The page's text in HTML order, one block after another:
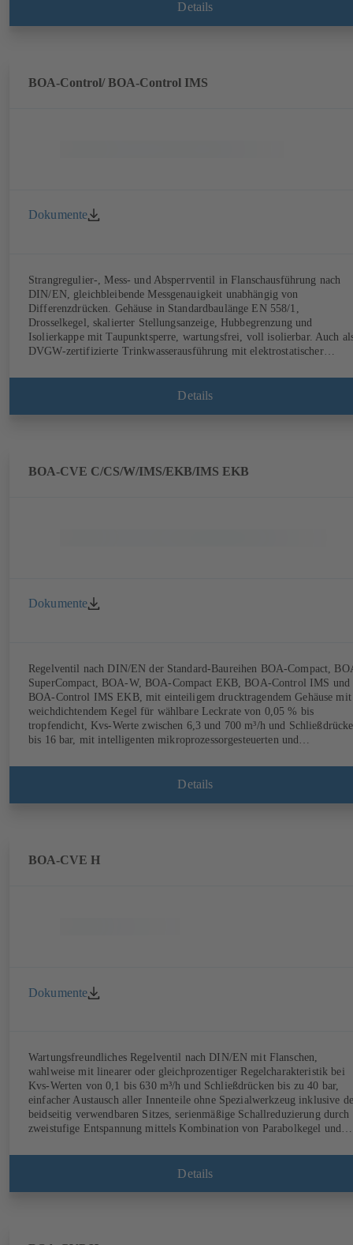
Details
BOA-Control/ BOA‑Control IMS
Dokumente
Strangregulier-, Mess- und Absperrventil in Flanschausführung nach
DIN/EN, gleichbleibende Messgenauigkeit unabhängig von
Differenzdrücken. Gehäuse in Standardbaulänge EN 558/1,
Drosselkegel, skalierter Stellungsanzeige, Hubbegrenzung und
Isolierkappe mit Taupunktsperre, wartungsfrei, voll isolierbar. Auch
DVGW-zertifizierte Trinkwasserausführung mit elektrostatischer
Ultraschallsensorik, ohne Mediumberührung. Stationäres Monitoring
mittels BOATRONIC 100 MOD (24V AC/DC, Modbus) von
Details
BOA-CVE C/CS/W/IMS/EKB/IMS EKB
Dokumente
Regelventil nach DIN/EN der Standard-Baureihen BOA-Compact,
SuperCompact, BOA-W, BOA-Compact EKB, BOA-Control IMS und
BOA-Control IMS EKB, mit einteiligem drucktragendem Gehäuse mit
weichdichtendem Kegel für wählbare Leckrate von 0,05 % bis
tropfendicht, Kvs-Werte zwischen 6,3 und 700 m³/h und Schließdrücke
bis 16 bar, mit intelligenten mikroprozessorgesteuerten und
elektronische Konfiguration von Durchflusskennlinie, Kvs-Wert,
Stellsignal und Stellzeit über PC oder Handparametriergerät möglich,
Details
BOA-CVE H
Dokumente
Wartungsfreundliches Regelventil nach DIN/EN mit Flanschen,
wahlweise mit linearer oder gleichprozentiger Regelcharakteristik bei
Kvs-Werten von 0,1 bis 630 m³/h und Schließdrücken bis zu 40 bar,
einfacher Austausch aller Innenteile ohne Spezialwerkzeug inklusive
beidseitig verwendbaren Sitzes, serienmäßige Schallreduzierung durch
zweistufige Entspannung mittels Kombination von Parabolkegel und
Details